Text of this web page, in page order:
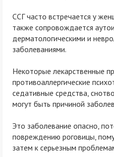
ССГ часто встречается у
также сопровождается
дерматологическими и
заболеваниями.
Некоторые лекарственные
противоаллергические
седативные средства,
могут быть причиной
Это заболевание опасно,
повреждению роговицы,
затем к серьезным